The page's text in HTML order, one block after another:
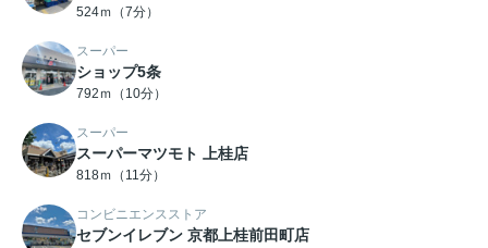
524ｍ（7分）
スーパー
ショップ5条
792ｍ（10分）
スーパー
スーパーマツモト 上桂店
818ｍ（11分）
コンビニエンスストア
セブンイレブン 京都上桂前田町店